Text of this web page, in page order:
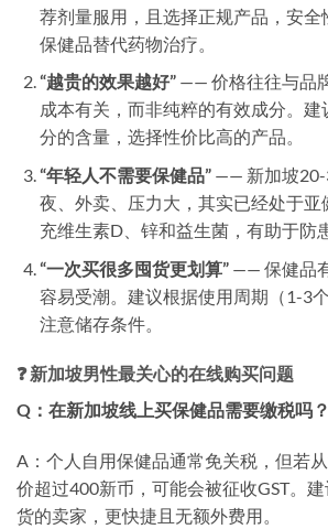
荐剂量服用，且选择正规产品，安全
保健品替代药物治疗。
“越贵的效果越好”—— 价格往往与品
成本有关，而非纯粹的有效成分。
分的含量，选择性价比高的产品。
“年轻人不需要保健品”—— 新加坡20-
夜、外卖、压力大，其实已经处于亚
充维生素D、锌和益生菌，有助于防
“一次买很多囤货更划算”—— 保健品
容易受潮。建议根据使用周期（1-3
注意储存条件。
❓ 新加坡男性最关心的在线购买问题
Q：在新加坡线上买保健品需要缴税吗？
A：个人自用保健品通常免关税，但若
价超过400新币，可能会被征收GST。
货的卖家，更快捷且无额外费用。